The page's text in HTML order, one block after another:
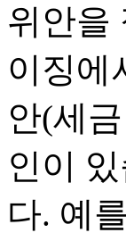
위안을
이징에
안(세
인이
다. 예